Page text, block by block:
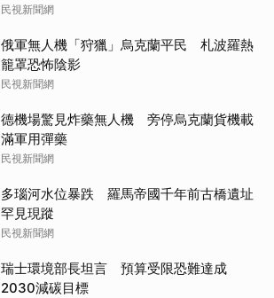
民視新聞網
俄軍無人機「狩獵」烏克蘭平民 札波羅熱
籠罩恐怖陰影
民視新聞網
德機場驚見炸藥無人機 旁停烏克蘭貨機載
滿軍用彈藥
民視新聞網
多瑙河水位暴跌 羅馬帝國千年前古橋遺址
罕見現蹤
民視新聞網
瑞士環境部長坦言 預算受限恐難達成
2030減碳目標